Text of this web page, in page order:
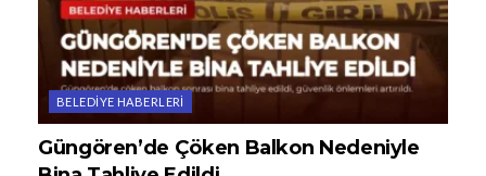
BELEDIYE HABERLERI
Güngören’de Çöken Balkon Nedeniyle